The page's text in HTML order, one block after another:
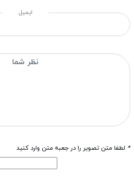
ایمیل
* لطفا متن تصویر را در جعبه متن وارد کنید